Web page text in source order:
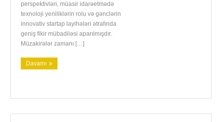
perspektivləri, müasir idarəetmədə
texnoloji yeniliklərin rolu və gənclərin
innovativ startap layihələri ətrafında
geniş fikir mübadiləsi aparılmışdır.
Müzakirələr zamanı […]
Davamı